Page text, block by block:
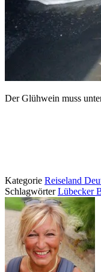
Der Glühwein muss
Kategorie Reiseland
SchlagwörterLübecker